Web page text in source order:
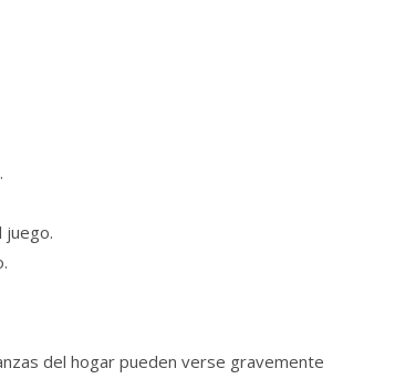
juego.
del hogar pueden verse gravemente